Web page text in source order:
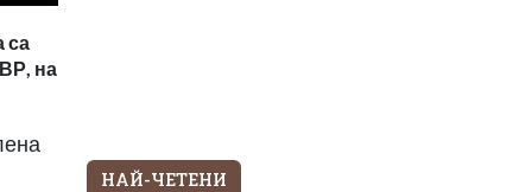
са
на
НАЙ-ЧЕТЕНИ